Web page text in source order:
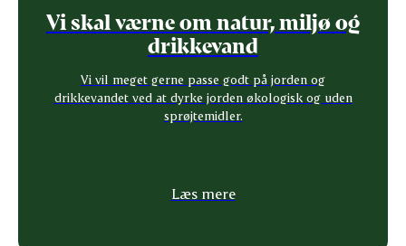
Vi skal værne om natur, miljø og
drikkevand
Vi vil meget gerne passe godt på jorden og
drikkevandet ved at dyrke jorden økologisk og uden
sprøjtemidler.
Læs mere